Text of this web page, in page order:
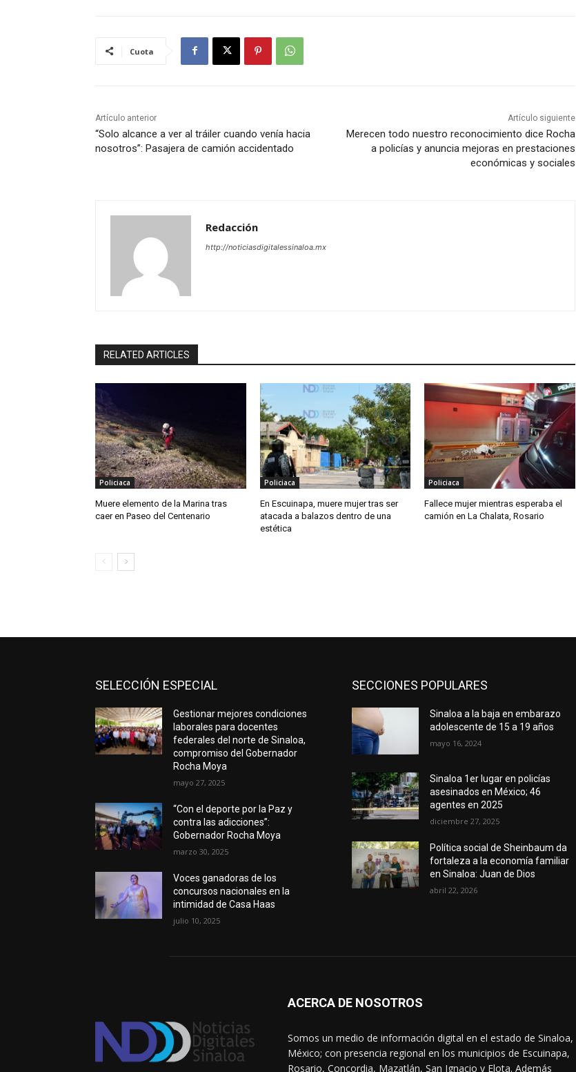
Cuota
Artículo anterior
“Solo alcance a ver al tráiler cuando venía hacia
nosotros”: Pasajera de camión accidentado
Artículo siguiente
Merecen todo nuestro reconocimiento dice Rocha
a policías y anuncia mejoras en prestaciones
económicas y sociales
Redacción
http://noticiasdigitalessinaloa.mx
RELATED ARTICLES
Policiaca
Muere elemento de la Marina tras
caer en Paseo del Centenario
Policiaca
En Escuinapa, muere mujer tras ser
atacada a balazos dentro de una
estética
Policiaca
Fallece mujer mientras esperaba el
camión en La Chalata, Rosario
SELECCIÓN ESPECIAL
Gestionar mejores condiciones
laborales para docentes
federales del norte de Sinaloa,
compromiso del Gobernador
Rocha Moya
mayo 27, 2025
“Con el deporte por la Paz y
contra las adicciones”:
Gobernador Rocha Moya
marzo 30, 2025
Voces ganadoras de los
concursos nacionales en la
intimidad de Casa Haas
julio 10, 2025
SECCIONES POPULARES
Sinaloa a la baja en embarazo
adolescente de 15 a 19 años
mayo 16, 2024
Sinaloa 1er lugar en policías
asesinados en México; 46
agentes en 2025
diciembre 27, 2025
Política social de Sheinbaum da
fortaleza a la economía familiar
en Sinaloa: Juan de Dios
abril 22, 2026
ACERCA DE NOSOTROS
Somos un medio de información digital en el estado de Sinaloa,
México; con presencia regional en los municipios de Escuinapa,
Rosario, Concordia, Mazatlán, San Ignacio y Elota. Además